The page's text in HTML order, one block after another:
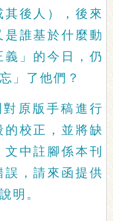
後人），後來
誰基於什麼動
」的今日，仍
」了他們？
原版手稿進行
校正，並將缺
中註腳係本刊
誤，請來函提供
明。